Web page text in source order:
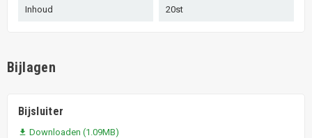
Inhoud 20st
Bijlagen
Bijsluiter
 Downloaden (1.09MB)